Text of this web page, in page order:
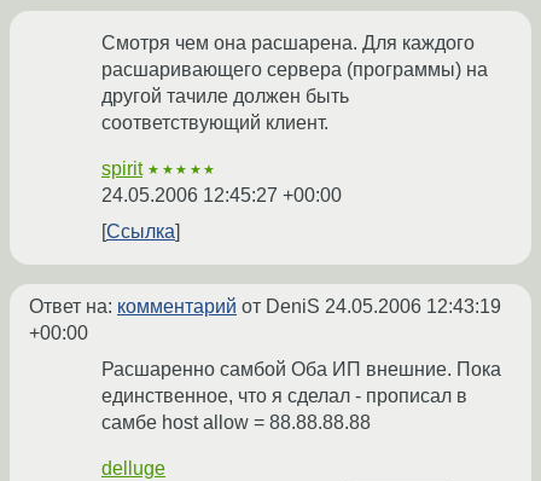
Смотря чем она расшарена. Для каждого
расшаривающего сервера (программы) на
другой тачиле должен быть
соответствующий клиент.
spirit ★★★★★
24.05.2006 12:45:27 +00:00
Ссылка
Ответ на: комментарий от DeniS 24.05.2006 12:43:19
+00:00
Расшаренно самбой Оба ИП внешние. Пока
единственное, что я сделал - прописал в
самбе host allow = 88.88.88.88
delluge